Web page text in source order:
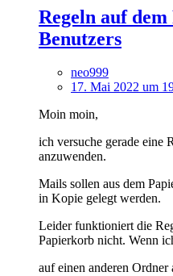
Regeln auf
Benutzers
neo999
17. Mai 2022 um
Moin moin,
ich versuche gerade eine
anzuwenden.
Mails sollen aus dem
in Kopie gelegt werden.
Leider funktioniert die
Papierkorb nicht. Wenn
auf einen anderen Ordner